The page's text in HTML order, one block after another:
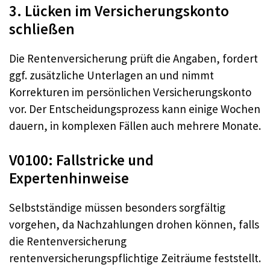
3. Lücken im Versicherungskonto
schließen
Die Rentenversicherung prüft die Angaben, fordert
ggf. zusätzliche Unterlagen an und nimmt
Korrekturen im persönlichen Versicherungskonto
vor. Der Entscheidungsprozess kann einige Wochen
dauern, in komplexen Fällen auch mehrere Monate.
V0100: Fallstricke und
Expertenhinweise
Selbstständige müssen besonders sorgfältig
vorgehen, da Nachzahlungen drohen können, falls
die Rentenversicherung
rentenversicherungspflichtige Zeiträume feststellt.